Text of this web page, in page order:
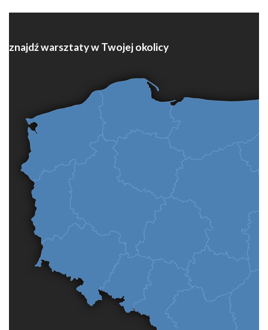
znajdź warsztaty w Twojej okolicy